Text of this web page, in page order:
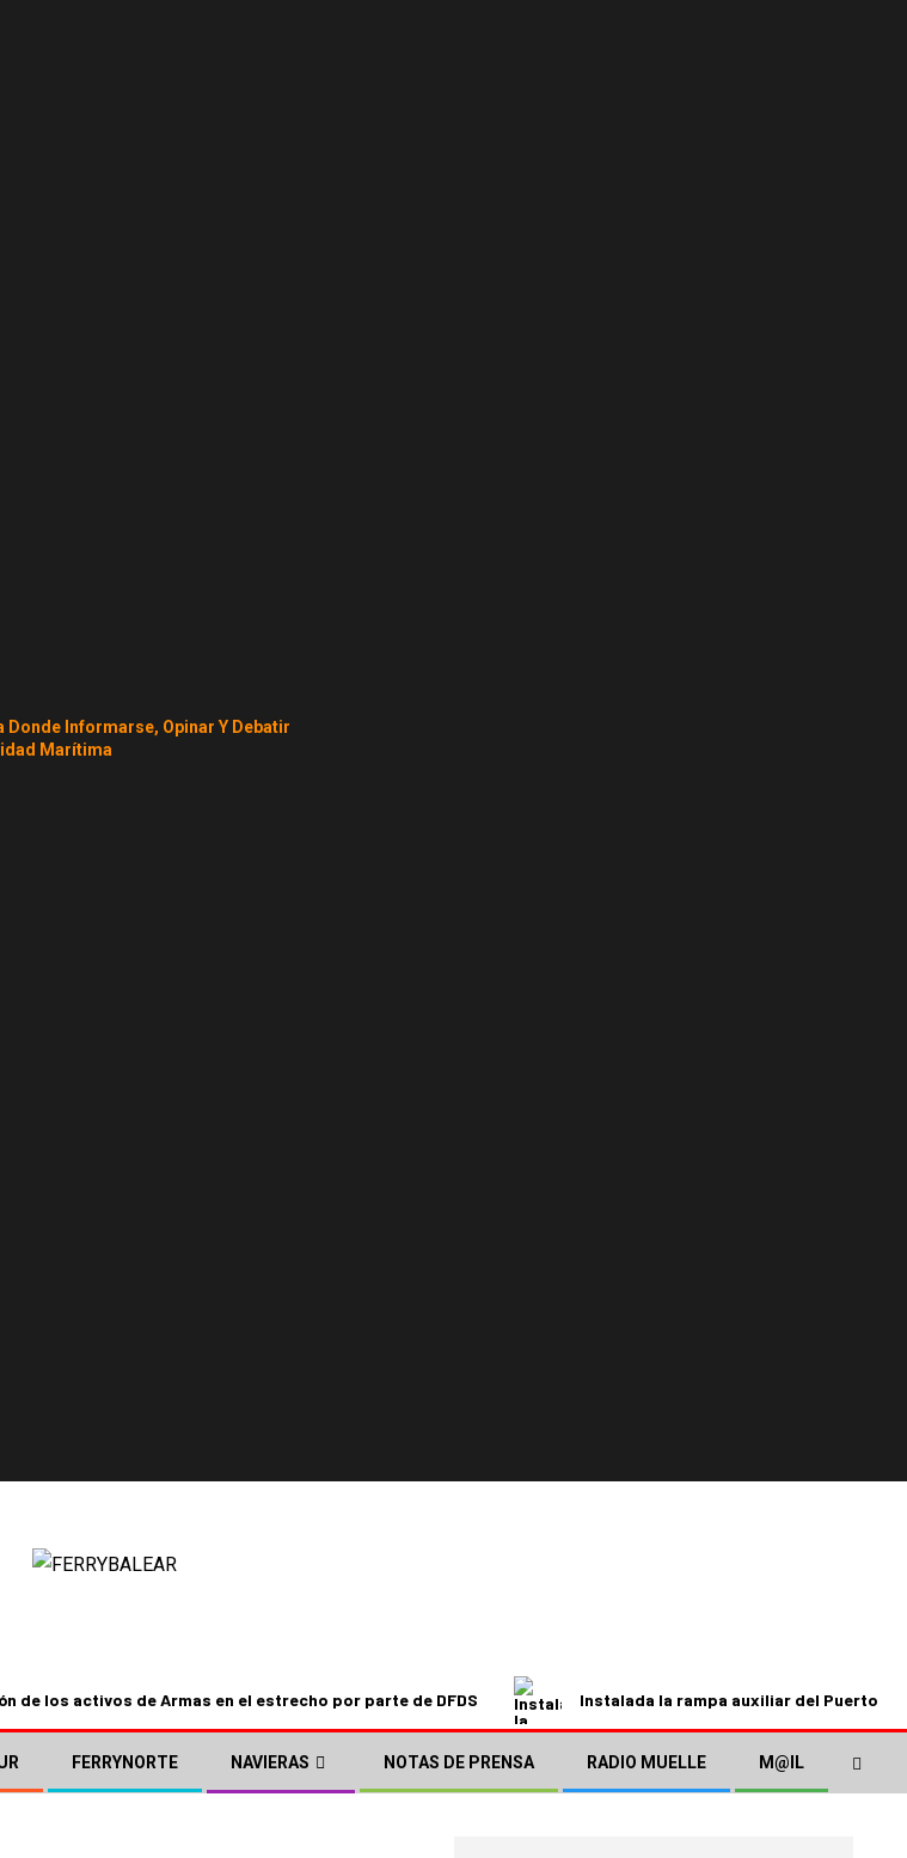
Donde Informarse, Opinar Y Debatir
Marítima
de los activos de Armas en el estrecho por parte de DFDS Instalada la rampa auxiliar del Puerto de
FERRYNORTE NAVIERAS NOTAS DE PRENSA RADIO MUELLE M@IL